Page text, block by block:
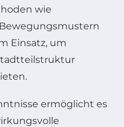
wie
Einsatz, um
ermöglicht es